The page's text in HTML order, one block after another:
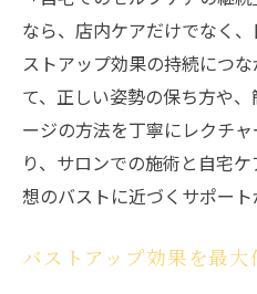
なら、店内ケアだけでなく
ストアップ効果の持続につ
て、正しい姿勢の保ち方や
ージの方法を丁寧にレクチ
り、サロンでの施術と自宅
想のバストに近づくサポート
バストアップ効果を最